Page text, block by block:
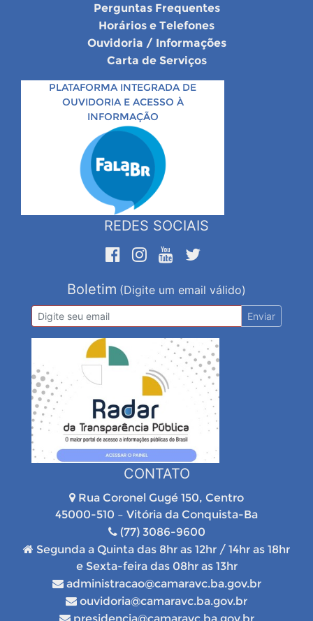
Perguntas Frequentes
Horários e Telefones
Ouvidoria / Informações
Carta de Serviços
PLATAFORMA INTEGRADA DE
OUVIDORIA E ACESSO À
INFORMAÇÃO
REDES SOCIAIS
Boletim (Digite um email válido)
Enviar
CONTATO
Rua Coronel Gugé 150, Centro
45000-510 – Vitória da Conquista-Ba
(77) 3086-9600
Segunda a Quinta das 8hr as 12hr / 14hr as 18hr
e Sexta-feira das 08hr as 13hr
administracao@camaravc.ba.gov.br
ouvidoria@camaravc.ba.gov.br
presidencia@camaravc.ba.gov.br